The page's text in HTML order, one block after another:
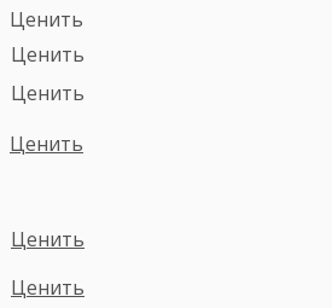
Ценить
Ценить
Ценить
Ценить
Ценить
Ценить